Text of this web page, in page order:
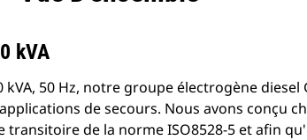
kVA
50 Hz, notre groupe électrogène diesel
de secours. Nous avons conçu
de la norme ISO8528-5 et afin